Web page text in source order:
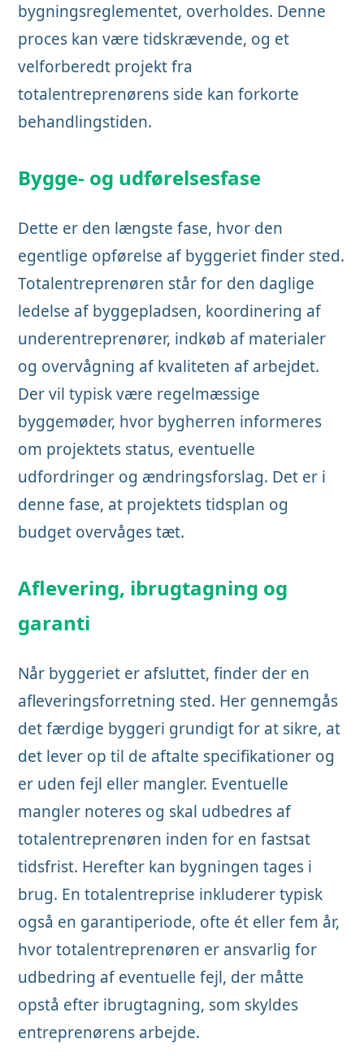
bygningsreglementet, overholdes. Denne
proces kan være tidskrævende, og et
velforberedt projekt fra
totalentreprenørens side kan forkorte
behandlingstiden.
Bygge- og udførelsesfase
Dette er den længste fase, hvor den
egentlige opførelse af byggeriet finder sted.
Totalentreprenøren står for den daglige
ledelse af byggepladsen, koordinering af
underentreprenører, indkøb af materialer
og overvågning af kvaliteten af arbejdet.
Der vil typisk være regelmæssige
byggemøder, hvor bygherren informeres
om projektets status, eventuelle
udfordringer og ændringsforslag. Det er i
denne fase, at projektets tidsplan og
budget overvåges tæt.
Aflevering, ibrugtagning og
garanti
Når byggeriet er afsluttet, finder der en
afleveringsforretning sted. Her gennemgås
det færdige byggeri grundigt for at sikre, at
det lever op til de aftalte specifikationer og
er uden fejl eller mangler. Eventuelle
mangler noteres og skal udbedres af
totalentreprenøren inden for en fastsat
tidsfrist. Herefter kan bygningen tages i
brug. En totalentreprise inkluderer typisk
også en garantiperiode, ofte ét eller fem år,
hvor totalentreprenøren er ansvarlig for
udbedring af eventuelle fejl, der måtte
opstå efter ibrugtagning, som skyldes
entreprenørens arbejde.